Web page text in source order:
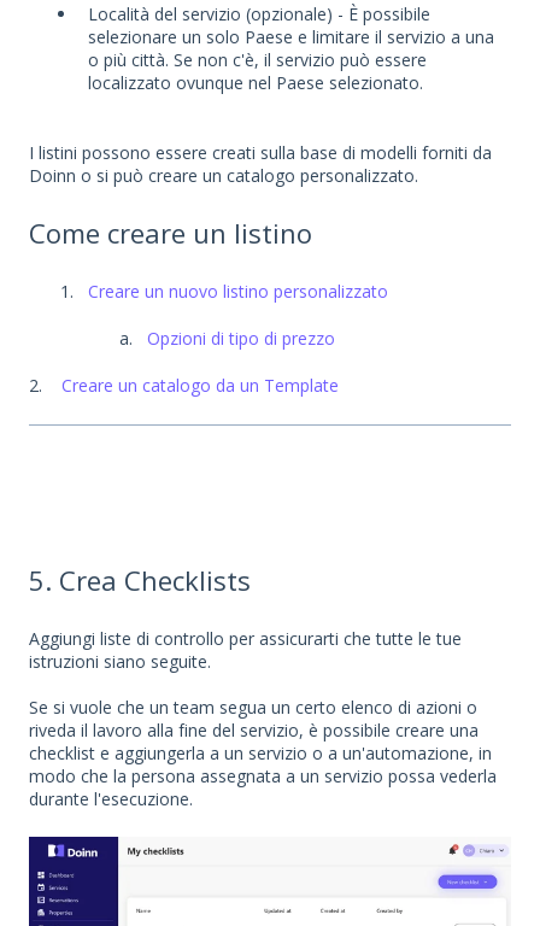
Località del servizio (opzionale) - È possibile
selezionare un solo Paese e limitare il servizio a una
o più città. Se non c'è, il servizio può essere
localizzato ovunque nel Paese selezionato.
I listini possono essere creati sulla base di modelli forniti da
Doinn o si può creare un catalogo personalizzato.
Come creare un listino
Creare un nuovo listino personalizzato
Opzioni di tipo di prezzo
2. Creare un catalogo da un Template
5. Crea Checklists
Aggiungi liste di controllo per assicurarti che tutte le tue
istruzioni siano seguite.
Se si vuole che un team segua un certo elenco di azioni o
riveda il lavoro alla fine del servizio, è possibile creare una
checklist e aggiungerla a un servizio o a un'automazione, in
modo che la persona assegnata a un servizio possa vederla
durante l'esecuzione.